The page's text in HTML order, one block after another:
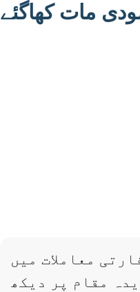
مات کھاگئے
معاملات میں
مقام پر دیکھ